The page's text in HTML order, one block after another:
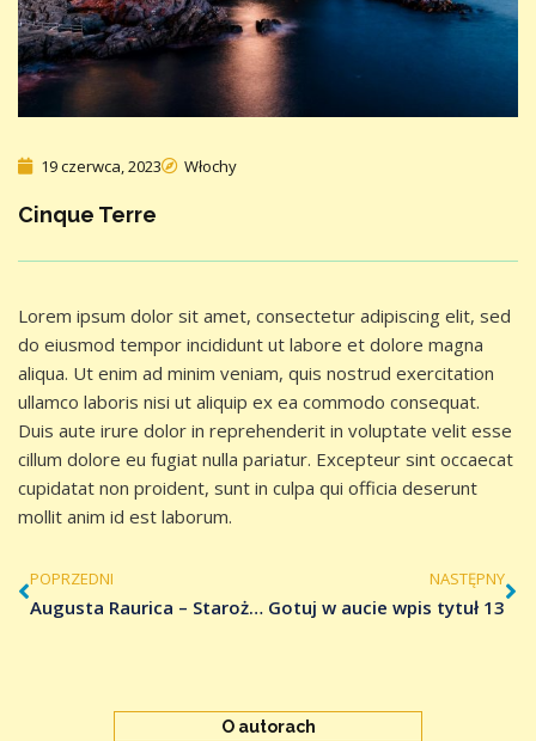
19 czerwca, 2023 Włochy
Cinque Terre
Lorem ipsum dolor sit amet, consectetur adipiscing elit, sed
do eiusmod tempor incididunt ut labore et dolore magna
aliqua. Ut enim ad minim veniam, quis nostrud exercitation
ullamco laboris nisi ut aliquip ex ea commodo consequat.
Duis aute irure dolor in reprehenderit in voluptate velit esse
cillum dolore eu fugiat nulla pariatur. Excepteur sint occaecat
cupidatat non proident, sunt in culpa qui officia deserunt
mollit anim id est laborum.
POPRZEDNI
Augusta Raurica – Starożytne Rzymskie miasto nad Renem
NASTĘPNY
Gotuj w aucie wpis tytuł 13
O autorach